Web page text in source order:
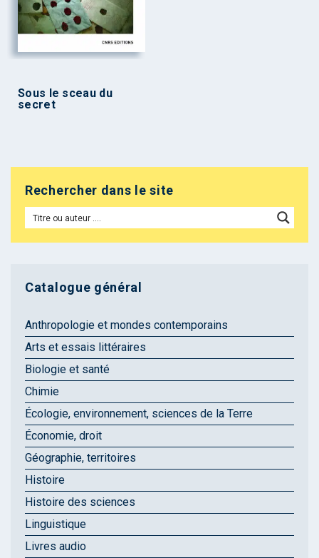
Sous le sceau du
secret
Rechercher dans le site
Catalogue général
Anthropologie et mondes contemporains
Arts et essais littéraires
Biologie et santé
Chimie
Écologie, environnement, sciences de la Terre
Économie, droit
Géographie, territoires
Histoire
Histoire des sciences
Linguistique
Livres audio